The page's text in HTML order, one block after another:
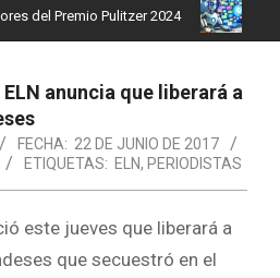
Premio Pulitzer 2024
anuncia que liberará a
FECHA: 22 DE JUNIO DE 2017
ETIQUETAS: ELN, PERIODISTAS
este jueves que liberará a
que secuestró en el